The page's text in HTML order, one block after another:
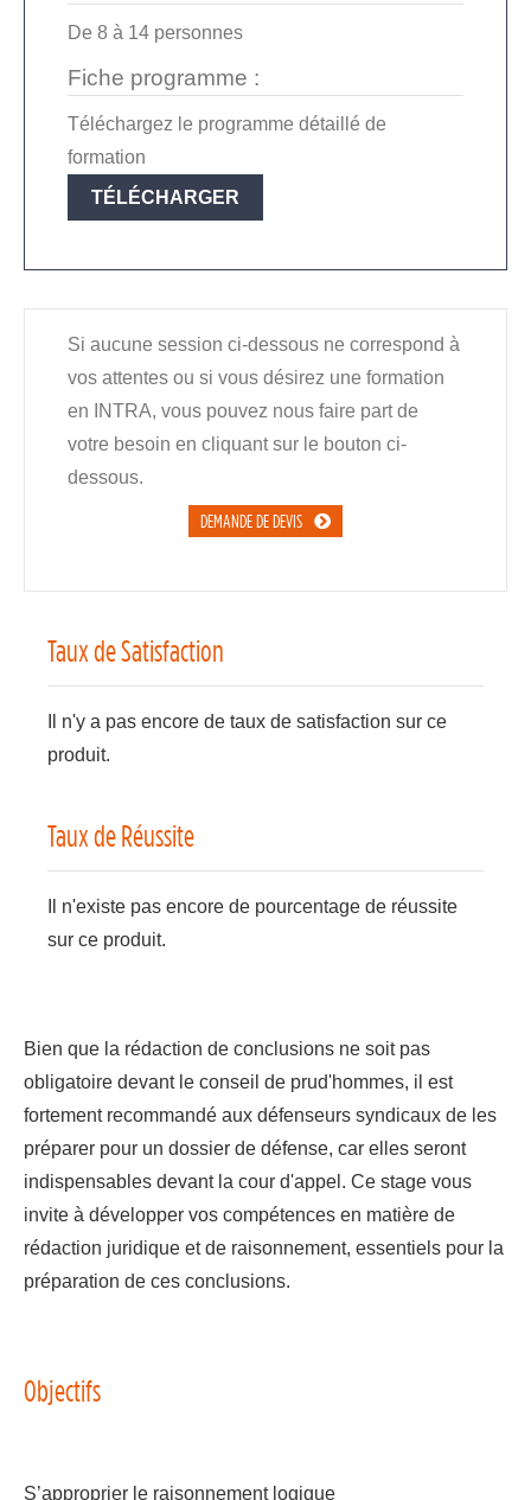
De 8 à 14 personnes
Fiche programme :
Téléchargez le programme détaillé de
formation
TÉLÉCHARGER
Si aucune session ci-dessous ne correspond à
vos attentes ou si vous désirez une formation
en INTRA, vous pouvez nous faire part de
votre besoin en cliquant sur le bouton ci-
dessous.
DEMANDE DE DEVIS
Taux de Satisfaction
Il n'y a pas encore de taux de satisfaction sur ce
produit.
Taux de Réussite
Il n'existe pas encore de pourcentage de réussite
sur ce produit.
Bien que la rédaction de conclusions ne soit pas
obligatoire devant le conseil de prud'hommes, il est
fortement recommandé aux défenseurs syndicaux de les
préparer pour un dossier de défense, car elles seront
indispensables devant la cour d'appel. Ce stage vous
invite à développer vos compétences en matière de
rédaction juridique et de raisonnement, essentiels pour la
préparation de ces conclusions.
Objectifs
S’approprier le raisonnement logique